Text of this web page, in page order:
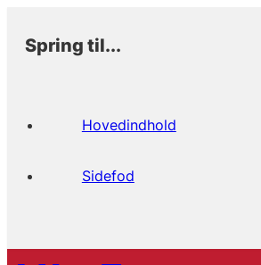
Spring til...
Hovedindhold
Sidefod